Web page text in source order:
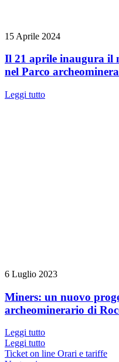
15 Aprile 2024
Il 21 aprile inaugura
nel Parco
Leggi tutto
6 Luglio 2023
Miners: un nuovo
archeominerario di
Leggi tutto
Leggi tutto
Ticket on line Orari e tariffe